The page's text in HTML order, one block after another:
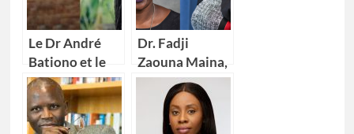
Le Dr André
Bationo et le
Dr Catherine
Nakalembe
remportent
Dr. Fadji
Zaouna Maina,
29 ans,
première
scientifique du